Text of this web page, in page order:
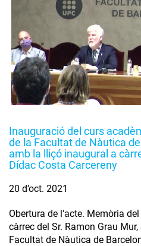
Inauguració del curs
de la Facultat de Nàutica
amb la lliçó inaugural a
Dídac Costa Carcereny
20 d’oct. 2021
Obertura de l'acte. Memòria
càrrec del Sr. Ramon Grau
Facultat de Nàutica de